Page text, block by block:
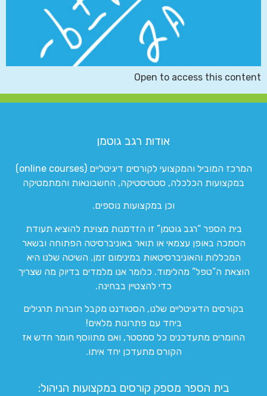
Open to access this content
אודות רגב גוטמן
המרכז המוביל והמקצועי לקורסים דיגיטליים (online courses)
במקצועות הכלכלה, סטטיסטיקה, החשבונאות והמתמטיקה
וכן במקצועות נוספים.
בית הספר “רגב גוטמן” זו הזדמנות מצוינת להוציא תעודת
הסמכה באופן עצמאי או תואר באוניברסיטה הפתוחה ובשאר
המכללות והאוניברסיטאות במינימום זמן. השיטה שלנו היא
הוצאת ה”טפל” מהלימוד. כלומר אנו מלמדים בדיוק מה שצריך
כדי להצטיין בבחינה.
בקורסים הדיגיטליים שלנו, הסטודנט מקבל חוברות תרגילים
ביחד עם פתרונות מלאים!
החומרים מתעדכנים כל סמסטר, ואם מתווסף חומר חדש אז
הקורס מתעדכן יחד איתו.
בית הספר מספק קורסים במקצועות הניהול: